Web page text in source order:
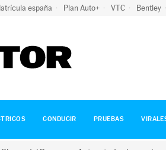
españa Plan Auto+ VTC Bentley
CONDUCIR PRUEBAS